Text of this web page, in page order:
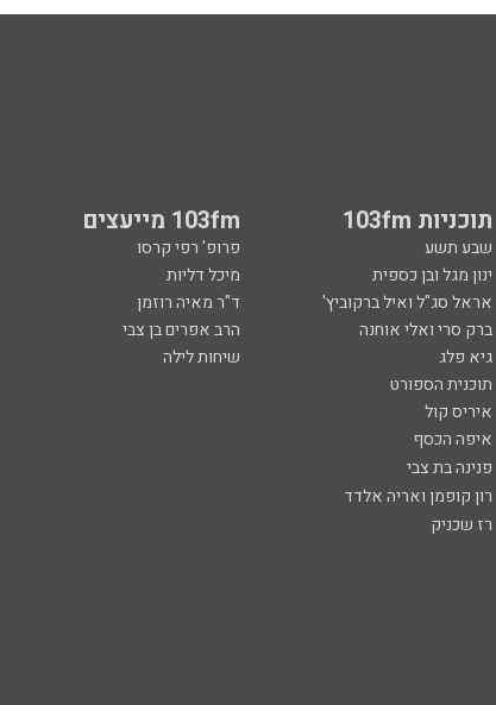
תוכניות 103fm 103fm מייעצים
שבע תשע פרופ' רפי קרסו
ינון מגל ובן כספית
מיכל דליות
אראל סג"ל ואיל ברקוביץ'
ד"ר מאיה רוזמן
ברק סרי ואלי אוחנה
הרב אפרים בן צבי
גיא פלג
שיחות לילה
תוכנית הספורט
איריס קול
איפה הכסף
פנינה בת צבי
רון קופמן ואריה אלדד
רז שכניק